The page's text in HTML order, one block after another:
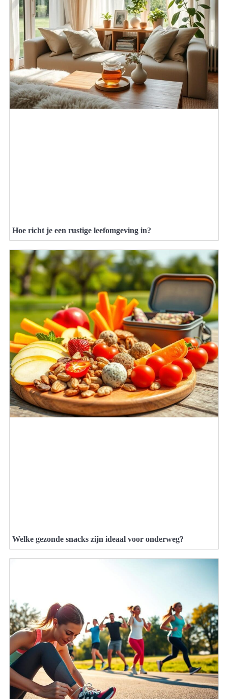
Hoe richt je een rustige leefomgeving in?
Welke gezonde snacks zijn ideaal voor onderweg?